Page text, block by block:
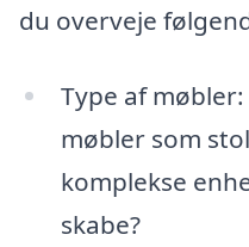
du overveje
Type af
møbler som
komplekse
skabe?